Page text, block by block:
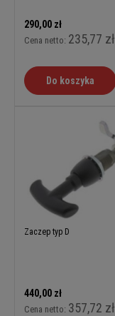
290,00 zł
Cena netto: 235,77 zł
Do koszyka
Zaczep typ D
440,00 zł
Cena netto: 357,72 zł